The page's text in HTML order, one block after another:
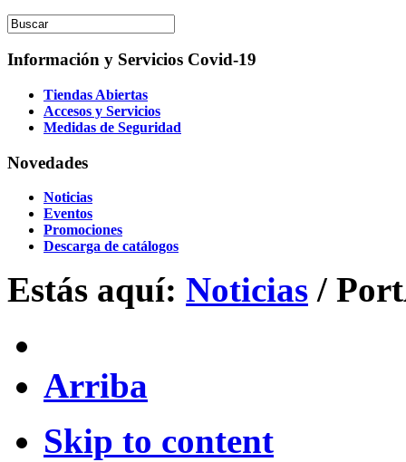
Información y Servicios Covid-19
Tiendas Abiertas
Accesos y Servicios
Medidas de Seguridad
Novedades
Noticias
Eventos
Promociones
Descarga de catálogos
Estás aquí: Noticias /
Arriba
Skip to content